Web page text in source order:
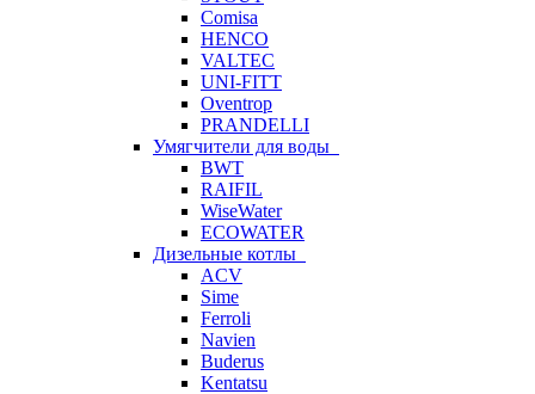
Comisa
HENCO
VALTEC
UNI-FITT
Oventrop
PRANDELLI
Умягчители для воды
BWT
RAIFIL
WiseWater
ECOWATER
Дизельные котлы
ACV
Sime
Ferroli
Navien
Buderus
Kentatsu